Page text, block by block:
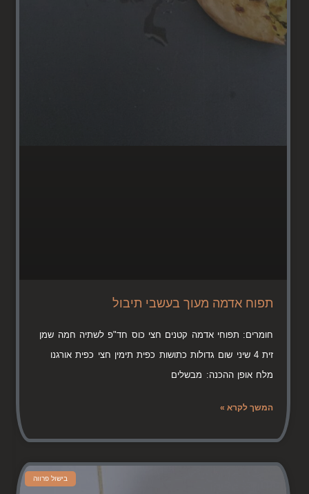
תפוח אדמה מעוך בעשבי תיבול
חומרים: תפוחי אדמה קטנים חצי כוס חד"פ לשתיה חמה שמן
זית 4 שיני שום גדולות כתושות כפית תימין חצי כפית אורגנו
מלח אופן ההכנה: מבשלים
המשך לקרא »
בישול פרווה